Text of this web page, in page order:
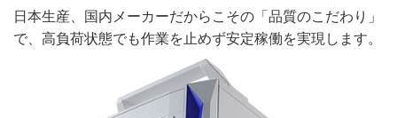
日本生産、国内メーカーだからこその「品質のこだわり」
で、高負荷状態でも作業を止めず安定稼働を実現します。